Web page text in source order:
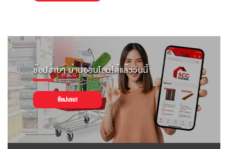
ช้อปง่ายๆ ผ่านออนไลน์ได้แล้ววันนี้
ช้อปเลย!